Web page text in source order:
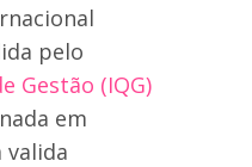
pelo
Gestão (IQG)
em
valida